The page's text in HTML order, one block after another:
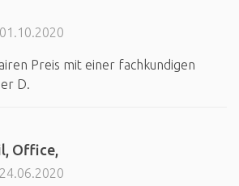
Preis mit einer fachkundigen
D.
Office,